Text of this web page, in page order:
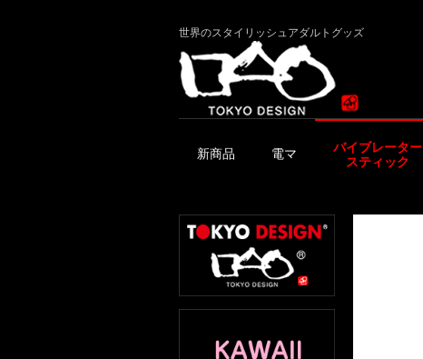
世界のスタイリッシュアダルトグッズ
新商品 電マ
バイブレーター
スティック